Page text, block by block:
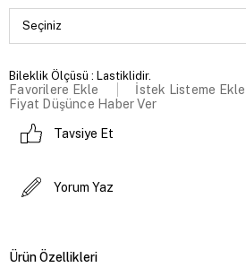
Bileklik Ölçüsü : Lastiklidir.
Favorilere Ekle
İstek Listeme Ekle
Fiyat Düşünce Haber Ver
Tavsiye Et
Yorum Yaz
Ürün Özellikleri